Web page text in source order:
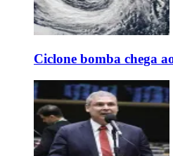
Ciclone bomba chega